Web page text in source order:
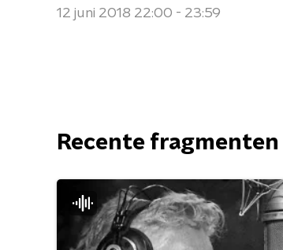
12 juni 2018 22:00 - 23:59
Recente fragmenten